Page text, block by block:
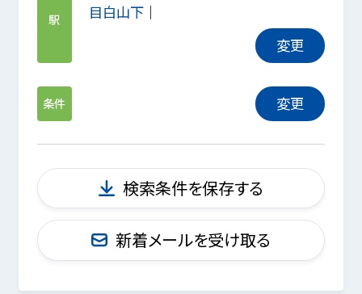
駅
目白山下
変更
条件 変更
検索条件を保存する
新着メールを受け取る